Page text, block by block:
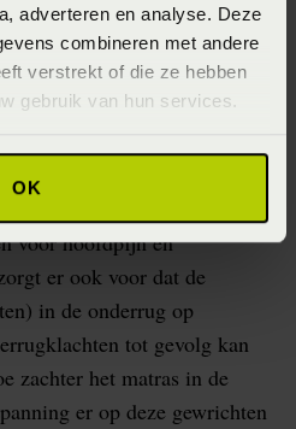
adverteren en analyse. Deze
combineren met andere
verstrekt of die ze hebben
gebruik van hun services.
OK
slapen een minder goede
ademen. De rotatie
voor hoofdpijn en
er ook voor dat de
in de onderrug op
tot gevolg kan
zachter het matras in de
er op deze gewrichten